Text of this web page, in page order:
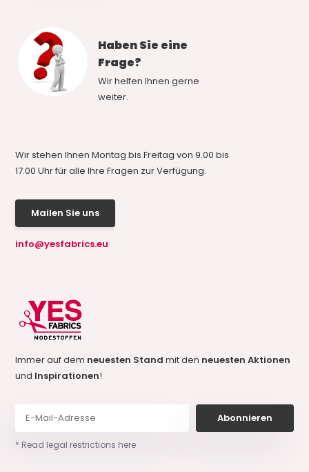
Haben Sie eine
Frage?
Wir helfen Ihnen gerne
weiter.
Wir stehen Ihnen Montag bis Freitag von 9.00 bis
17.00 Uhr für alle Ihre Fragen zur Verfügung.
Mailen Sie uns
info@yesfabrics.eu
Immer auf dem neuesten Standmit den neuesten Aktionen
und Inspirationen!
Abonnieren
* Read legal restrictions here